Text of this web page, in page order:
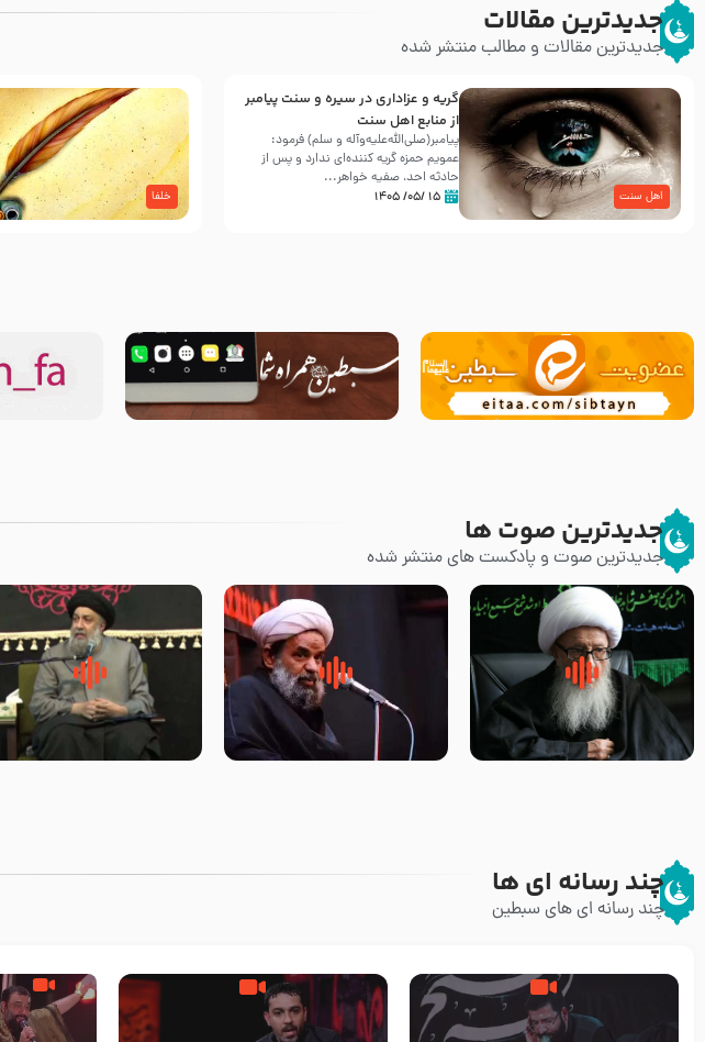
جدیدترین مقالات
جدیدترین مقالات و مطالب منتشر شده
اهل سنت
گریه و عزاداری در سیره و سنت پیامبر
از منابع اهل سنت
پیامبر(صلی‌الله‌علیه‌وآله و سلم) فرمود:
عمویم حمزه گریه کننده‌ای ندارد و پس از
حادثه احد، صفیه خواهر...
۱۵ /۰۵/ ۱۴۰۵ خلفا
جدیدترین صوت ها
جدیدترین صوت و پادکست های منتشر شده
زوّار اربعین امام حسین (علیه
السلام) با این اشتیاق به زیارت
روضه جانسوز پاره های جگر امام
حسن مجتبی علیه السلام-حجت
لقب حضرت رقیه سلام الله علیها
به چه معناست – حجت الاسلام
چند رسانه ای ها
چند رسانه ای های سبطین